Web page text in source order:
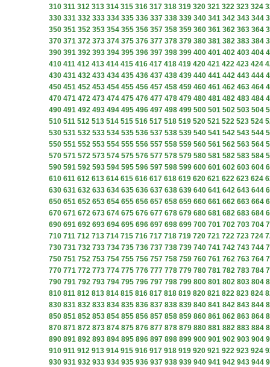
310 311 312 313 314 315 316 317 318 319 320 321 322 323 324
330 331 332 333 334 335 336 337 338 339 340 341 342 343 344
350 351 352 353 354 355 356 357 358 359 360 361 362 363 364
370 371 372 373 374 375 376 377 378 379 380 381 382 383 384
390 391 392 393 394 395 396 397 398 399 400 401 402 403 404
410 411 412 413 414 415 416 417 418 419 420 421 422 423 424
430 431 432 433 434 435 436 437 438 439 440 441 442 443 444
450 451 452 453 454 455 456 457 458 459 460 461 462 463 464
470 471 472 473 474 475 476 477 478 479 480 481 482 483 484
490 491 492 493 494 495 496 497 498 499 500 501 502 503 504
510 511 512 513 514 515 516 517 518 519 520 521 522 523 524
530 531 532 533 534 535 536 537 538 539 540 541 542 543 544
550 551 552 553 554 555 556 557 558 559 560 561 562 563 564
570 571 572 573 574 575 576 577 578 579 580 581 582 583 584
590 591 592 593 594 595 596 597 598 599 600 601 602 603 604
610 611 612 613 614 615 616 617 618 619 620 621 622 623 624
630 631 632 633 634 635 636 637 638 639 640 641 642 643 644
650 651 652 653 654 655 656 657 658 659 660 661 662 663 664
670 671 672 673 674 675 676 677 678 679 680 681 682 683 684
690 691 692 693 694 695 696 697 698 699 700 701 702 703 704
710 711 712 713 714 715 716 717 718 719 720 721 722 723 724
730 731 732 733 734 735 736 737 738 739 740 741 742 743 744
750 751 752 753 754 755 756 757 758 759 760 761 762 763 764
770 771 772 773 774 775 776 777 778 779 780 781 782 783 784
790 791 792 793 794 795 796 797 798 799 800 801 802 803 804
810 811 812 813 814 815 816 817 818 819 820 821 822 823 824
830 831 832 833 834 835 836 837 838 839 840 841 842 843 844
850 851 852 853 854 855 856 857 858 859 860 861 862 863 864
870 871 872 873 874 875 876 877 878 879 880 881 882 883 884
890 891 892 893 894 895 896 897 898 899 900 901 902 903 904
910 911 912 913 914 915 916 917 918 919 920 921 922 923 924
930 931 932 933 934 935 936 937 938 939 940 941 942 943 944